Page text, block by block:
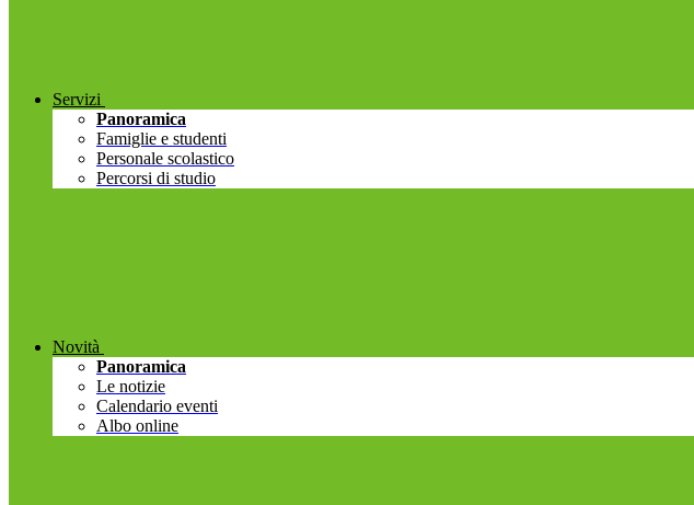
Servizi
Panoramica
Famiglie e studenti
Personale scolastico
Percorsi di studio
Novità
Panoramica
Le notizie
Calendario eventi
Albo online